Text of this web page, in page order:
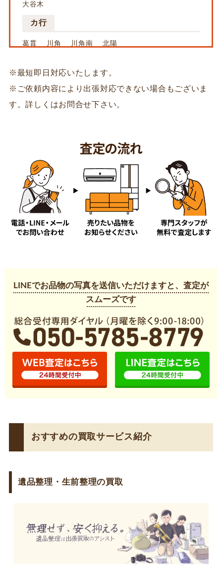
大谷木
カ行
葛貫 川角 川角南 北陽
タ行
長瀬
ハ行
権現堂 前久保 前久保南
マ行
※最短即日対応いたします。
※ご依頼内容により出張対応できない場合もございま
す。詳しくはお問合せ下さい。
LINEでお品物の写真を送信いただけますと、査定が
スムーズです
おすすめの買取サービス紹介
遺品整理・生前整理の買取